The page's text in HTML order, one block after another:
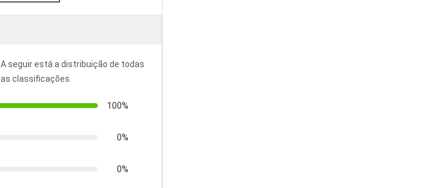
A seguir está a distribuição de todas
as classificações
100%
0%
0%